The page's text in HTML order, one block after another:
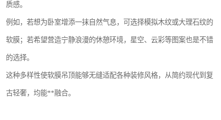
质感。
例如，若想为卧室增添一抹自然气息，可选择模拟木纹或大理石纹的
软膜；若希望营造宁静浪漫的休憩环境，星空、云彩等图案也是不错
的选择。
这种多样性使软膜吊顶能够无缝适配各种装修风格，从简约现代到复
古轻奢，均能**融合。